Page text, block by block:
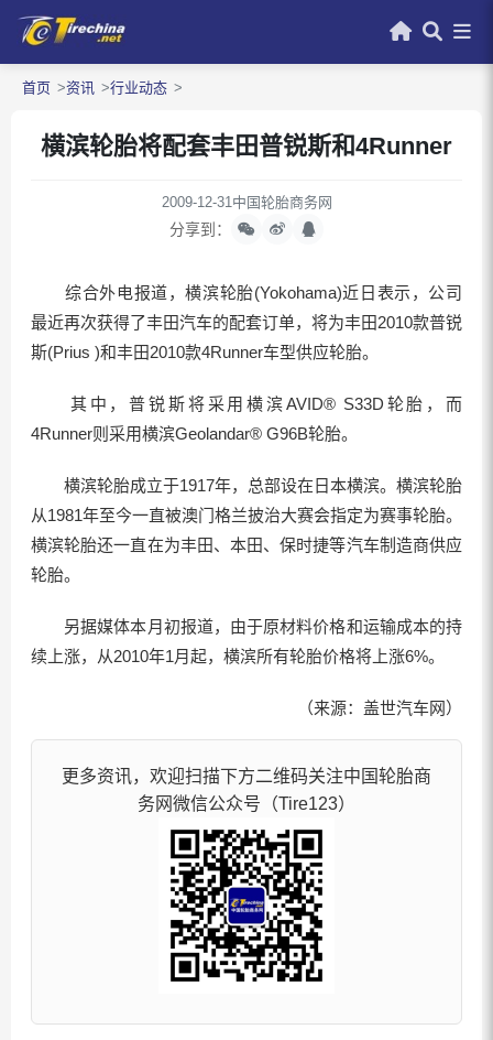
首页 资讯 行业动态
横滨轮胎将配套丰田普锐斯和4Runner
2009-12-31中国轮胎商务网
分享到：
综合外电报道，横滨轮胎(Yokohama)近日表示，公司
最近再次获得了丰田汽车的配套订单，将为丰田2010款普锐
斯(Prius )和丰田2010款4Runner车型供应轮胎。
其中，普锐斯将采用横滨AVID® S33D轮胎，而
4Runner则采用横滨Geolandar® G96B轮胎。
横滨轮胎成立于1917年，总部设在日本横滨。横滨轮胎
从1981年至今一直被澳门格兰披治大赛会指定为赛事轮胎。
横滨轮胎还一直在为丰田、本田、保时捷等汽车制造商供应
轮胎。
另据媒体本月初报道，由于原材料价格和运输成本的持
续上涨，从2010年1月起，横滨所有轮胎价格将上涨6%。
（来源：盖世汽车网）
更多资讯，欢迎扫描下方二维码关注中国轮胎商
务网微信公众号（Tire123）